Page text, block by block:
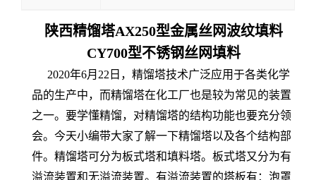
陕西精馏塔AX250型金属丝网波纹填料
CY700型不锈钢丝网填料
2020年6月22日，精馏塔技术广泛应用于各类化学
品的生产中，而精馏塔在化工厂也是较为常见的装置
之一。要学懂精馏，对精馏塔的结构功能也要充分领
会。今天小编带大家了解一下精馏塔以及各个结构部
件。精馏塔可分为板式塔和填料塔。板式塔又分为有
溢流装置和无溢流装置。有溢流装置的塔板有：泡罩